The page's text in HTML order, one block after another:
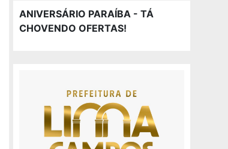
ANIVERSÁRIO PARAÍBA - TÁ
CHOVENDO OFERTAS!